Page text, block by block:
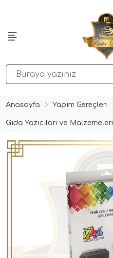
Anasayfa Yapım Gereçleri
Gıda Yazıcıları ve Malzemeleri